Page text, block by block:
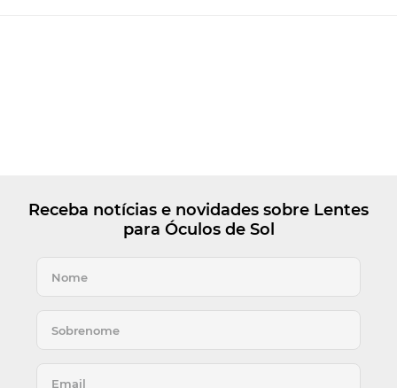
Receba notícias e novidades sobre Lentes
para Óculos de Sol